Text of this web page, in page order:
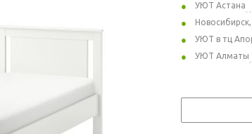
УЮТ Астана
УЮТ в тц
УЮТ Алматы